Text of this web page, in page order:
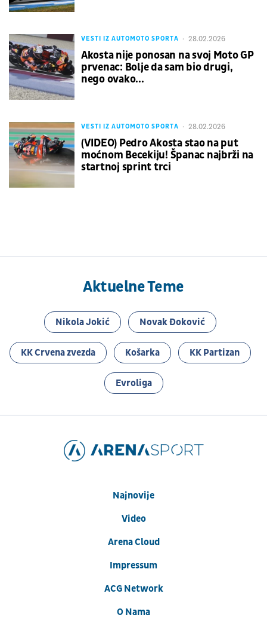
VESTI IZ AUTOMOTO SPORTA 28.02.2026
Akosta nije ponosan na svoj Moto GP
prvenac: Bolje da sam bio drugi,
nego ovako...
VESTI IZ AUTOMOTO SPORTA 28.02.2026
(VIDEO) Pedro Akosta stao na put
moćnom Becekiju! Španac najbrži na
startnoj sprint trci
Aktuelne Teme
Nikola Jokić Novak Đoković
KK Crvena zvezda Košarka KK Partizan
Evroliga
Najnovije
Video
Arena Cloud
Impressum
ACG Network
O Nama